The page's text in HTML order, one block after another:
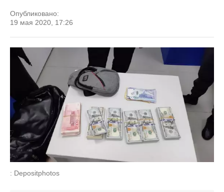
Опубликовано:
19 мая 2020, 17:26
: Depositphotos